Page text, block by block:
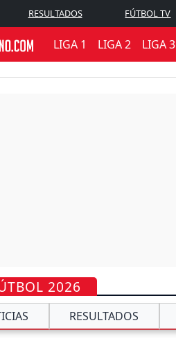
RESULTADOS FÚTBOL TV
LIGA 1 LIGA 2 LIGA 3
2026
RESULTADOS